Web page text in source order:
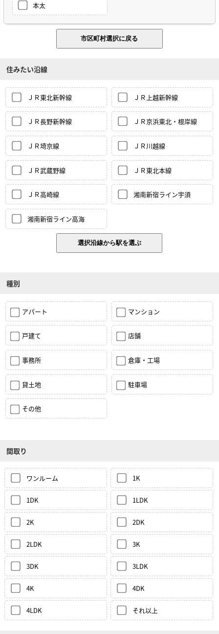
本太
住みたい沿線
ＪＲ東北新幹線 ＪＲ上越新幹線
ＪＲ長野新幹線 ＪＲ京浜東北・根岸線
ＪＲ埼京線 ＪＲ川越線
ＪＲ武蔵野線 ＪＲ東北本線
ＪＲ高崎線 湘南新宿ライン宇須
湘南新宿ライン高海
種別
アパート マンション
戸建て 店舗
事務所 倉庫・工場
貸土地 駐車場
その他
間取り
ワンルーム 1K
1DK 1LDK
2K 2DK
2LDK 3K
3DK 3LDK
4K 4DK
4LDK それ以上